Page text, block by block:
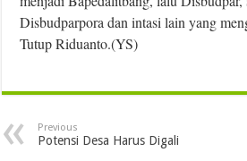
Disbudparpora dan intasi lain yang
Tutup Riduanto.(YS)
Previous
Potensi Desa Harus Digali